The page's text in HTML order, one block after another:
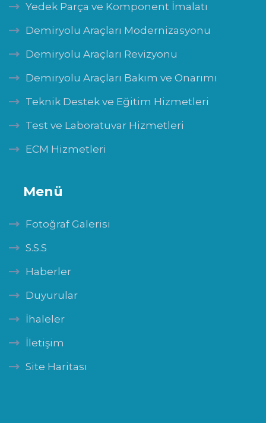
Yedek Parça ve Komponent İmalatı
Demiryolu Araçları Modernizasyonu
Demiryolu Araçları Revizyonu
Demiryolu Araçları Bakım ve Onarımı
Teknik Destek ve Eğitim Hizmetleri
Test ve Laboratuvar Hizmetleri
ECM Hizmetleri
Menü
Fotoğraf Galerisi
S.S.S
Haberler
Duyurular
İhaleler
İletişim
Site Haritası